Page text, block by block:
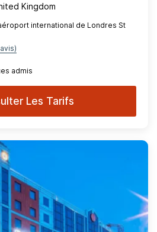
Kingdom
international de Londres St
admis
Les Tarifs